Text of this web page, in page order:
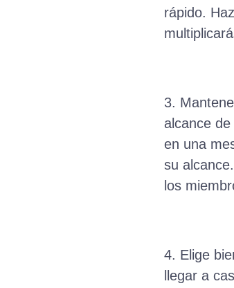
rápido.
3.
alcance
en una
su
los
4. Elige
llegar a